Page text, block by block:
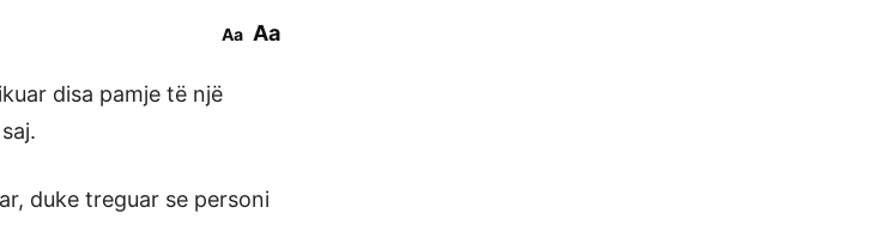
Aa Aa
disa pamje të një
duke treguar se personi